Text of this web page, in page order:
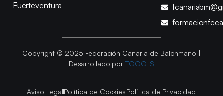
Fuerteventura
Copyright © 2025 Federación Canaria de Balonmano |
Desarrollado por TOOOLS
Aviso LegalPolítica de CookiesPolítica de Privacidad